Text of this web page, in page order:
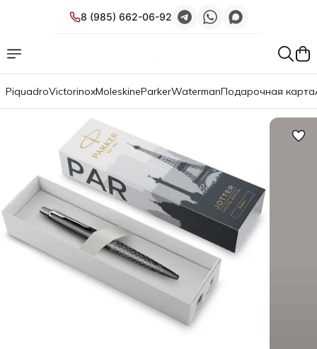
8 (985) 662-06-92
PiquadroVictorinoxMoleskineParkerWatermanПодарочная карта